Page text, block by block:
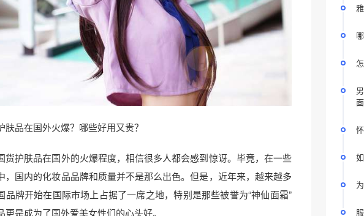
肤品在国外火爆？哪些好用又贵？
货护肤品在国外的火爆程度，相信很多人都会感到惊讶。毕竟，在一些
，国内的化妆品品牌和质量并不是那么出色。但是，近年来，越来越多
品牌开始在国际市场上占据了一席之地，特别是那些被誉为“神仙面霜”
更是成为了国外爱美女性们的心头好。